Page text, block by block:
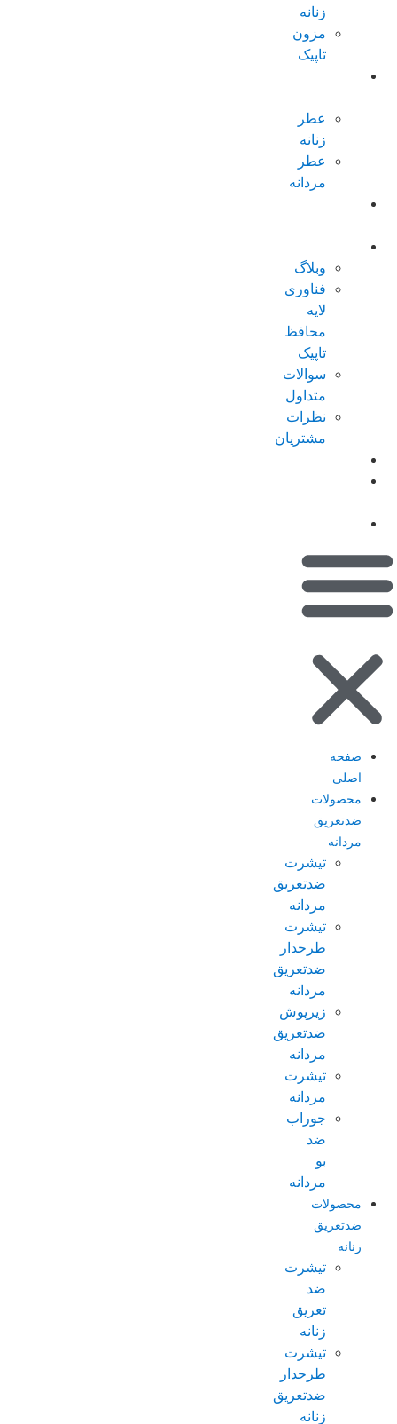
زنانه
مزون
تاپیک
عطر
زنانه
عطر
مردانه
وبلاگ
فناوری
لایه
محافظ
تاپیک
سوالات
متداول
نظرات
مشتریان
صفحه
اصلی
محصولات
ضدتعریق
مردانه
تیشرت
ضدتعریق
مردانه
تیشرت
طرحدار
ضدتعریق
مردانه
زیرپوش
ضدتعریق
مردانه
تیشرت
مردانه
جوراب
ضد
بو
مردانه
محصولات
ضدتعریق
زنانه
تیشرت
ضد
تعریق
زنانه
تیشرت
طرحدار
ضدتعریق
زنانه